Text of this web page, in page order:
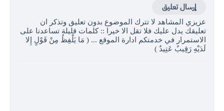
إرسال تعليق
عزيزي المشاهد لا تترك الموضوع بدون تعليق وتذكر ان
تعليقك يدل عليك فلا تقل الا خيرا :: كلمات قليلة تساعدنا على
الاستمرار في خدمتكم ادارة الموقع ... ( مَا يَلْفِظُ مِنْ قَوْلٍ إِلا
لَدَيْهِ رَقِيبٌ عَتِيدٌ )